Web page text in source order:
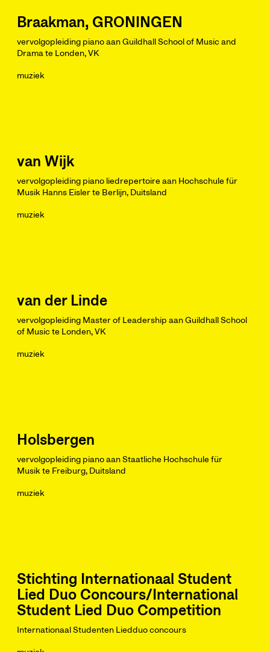
Braakman, GRONINGEN
vervolgopleiding piano aan Guildhall School of Music and
Drama te Londen, VK
muziek
van Wijk
vervolgopleiding piano liedrepertoire aan Hochschule für
Musik Hanns Eisler te Berlijn, Duitsland
muziek
van der Linde
vervolgopleiding Master of Leadership aan Guildhall School
of Music te Londen, VK
muziek
Holsbergen
vervolgopleiding piano aan Staatliche Hochschule für
Musik te Freiburg, Duitsland
muziek
Stichting Internationaal Student
Lied Duo Concours/International
Student Lied Duo Competition
Internationaal Studenten Liedduo concours